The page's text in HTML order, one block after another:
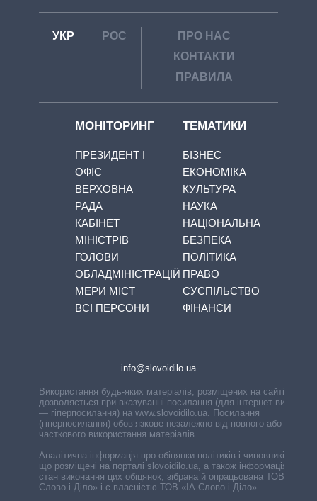
УКР РОС
ПРО НАС
КОНТАКТИ
ПРАВИЛА
МОНІТОРИНГ
ПРЕЗИДЕНТ І
ОФІС
ВЕРХОВНА
РАДА
КАБІНЕТ
МІНІСТРІВ
ГОЛОВИ
ОБЛАДМІНІСТРАЦІЙ
МЕРИ МІСТ
ВСІ ПЕРСОНИ
ТЕМАТИКИ
БІЗНЕС
ЕКОНОМІКА
КУЛЬТУРА
НАУКА
НАЦІОНАЛЬНА
БЕЗПЕКА
ПОЛІТИКА
ПРАВО
СУСПІЛЬСТВО
ФІНАНСИ
info@slovoidilo.ua
Використання будь-яких матеріалів, розміщених на сайті,
дозволяється при вказуванні посилання (для інтернет-видань
— гіперпосилання) на www.slovoidilo.ua. Посилання
(гіперпосилання) обов’язкове незалежно від повного або
часткового використання матеріалів.
Аналітична інформація про обіцянки політиків і чиновників,
що розміщені на порталі slovoidilo.ua, а також інформація про
стан виконання цих обіцянок, зібрана й опрацьована ТОВ «ІА
Слово і Діло» і є власністю ТОВ «ІА Слово і Діло».